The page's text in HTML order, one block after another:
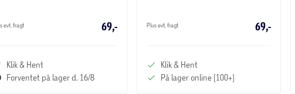
evt. fragt 69,-
Klik & Hent
Forventet på lager d. 16/8
Plus evt. fragt 69,-
Klik & Hent
På lager online (100+)